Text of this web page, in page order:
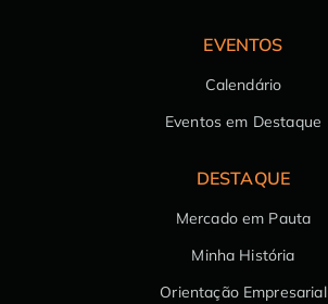
EVENTOS
Calendário
Eventos em Destaque
DESTAQUE
Mercado em Pauta
Minha História
Orientação Empresarial